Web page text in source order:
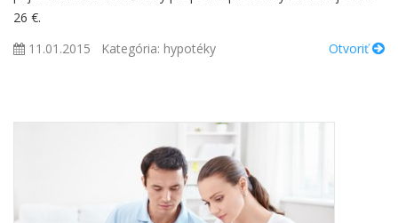
26 €.
11.01.2015
Kategória: hypotéky Otvoriť